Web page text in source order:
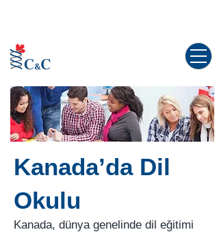
Kanada’da Dil
Okulu
Kanada, dünya genelinde dil eğitimi